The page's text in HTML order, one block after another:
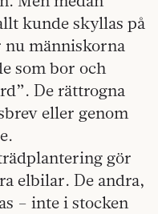
kunde skyllas på
människorna
som bor och
De rättrogna
eller genom
gör
elbilar. De andra,
– inte i stocken